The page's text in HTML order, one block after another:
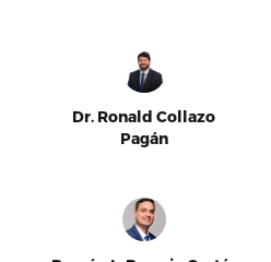
Dr. Ronald Collazo
Pagán